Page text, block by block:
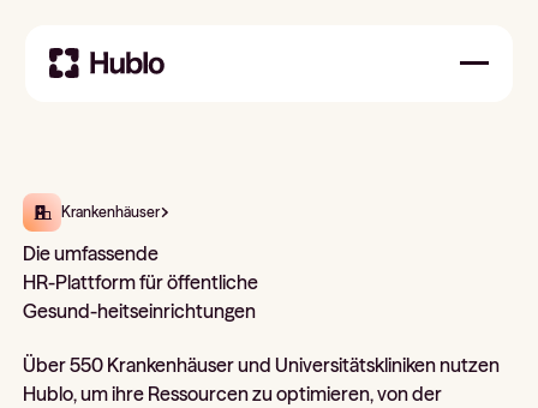
Krankenhäuser
Die umfassende
HR-Plattform für öffentliche
Gesund-heitseinrichtungen
Über 550 Krankenhäuser und Universitätskliniken nutzen
Hublo, um ihre Ressourcen zu optimieren, von der